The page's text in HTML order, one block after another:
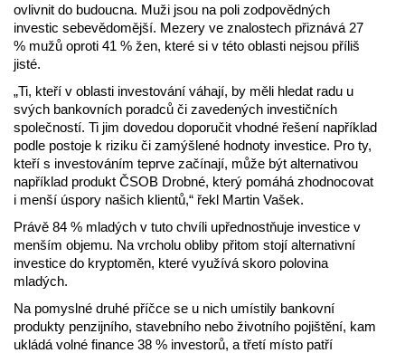
ovlivnit do budoucna. Muži jsou na poli zodpovědných
investic sebevědomější. Mezery ve znalostech přiznává 27
% mužů oproti 41 % žen, které si v této oblasti nejsou příliš
jisté.
„Ti, kteří v oblasti investování váhají, by měli hledat radu u
svých bankovních poradců či zavedených investičních
společností. Ti jim dovedou doporučit vhodné řešení například
podle postoje k riziku či zamýšlené hodnoty investice. Pro ty,
kteří s investováním teprve začínají, může být alternativou
například produkt ČSOB Drobné, který pomáhá zhodnocovat
i menší úspory našich klientů,“ řekl Martin Vašek.
Právě 84 % mladých v tuto chvíli upřednostňuje investice v
menším objemu. Na vrcholu obliby přitom stojí alternativní
investice do kryptoměn, které využívá skoro polovina
mladých.
Na pomyslné druhé příčce se u nich umístily bankovní
produkty penzijního, stavebního nebo životního pojištění, kam
ukládá volné finance 38 % investorů, a třetí místo patří